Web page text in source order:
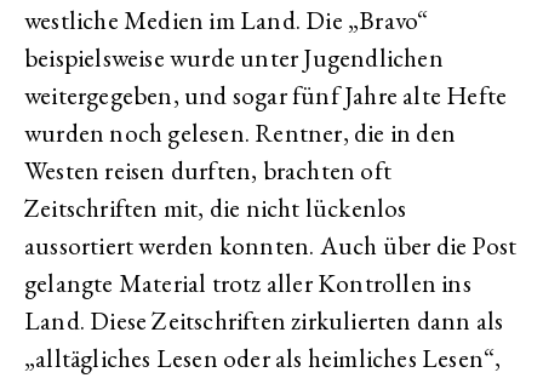
westliche Medien im Land. Die „Bravo“
beispielsweise wurde unter Jugendlichen
weitergegeben, und sogar fünf Jahre alte Hefte
wurden noch gelesen. Rentner, die in den
Westen reisen durften, brachten oft
Zeitschriften mit, die nicht lückenlos
aussortiert werden konnten. Auch über die Post
gelangte Material trotz aller Kontrollen ins
Land. Diese Zeitschriften zirkulierten dann als
„alltägliches Lesen oder als heimliches Lesen“,